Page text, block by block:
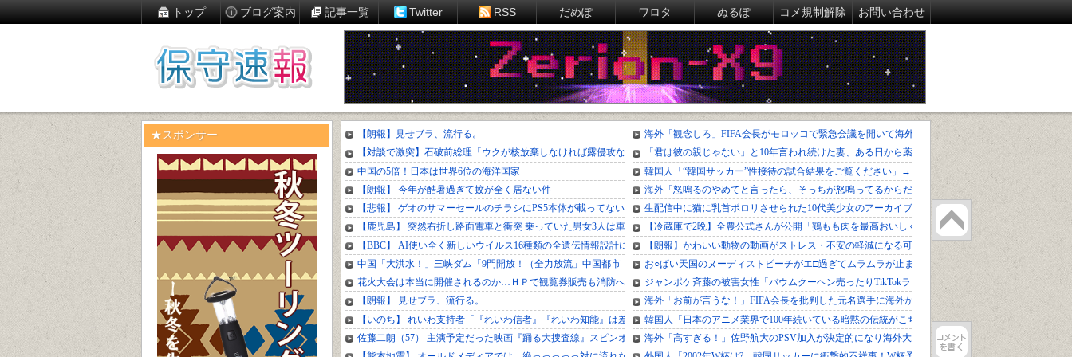
トップ ブログ案内 記事一覧 Twitter RSS だめぽ ワロタ ぬるぽ コメ規制解除 お問い合わせ
★スポンサー